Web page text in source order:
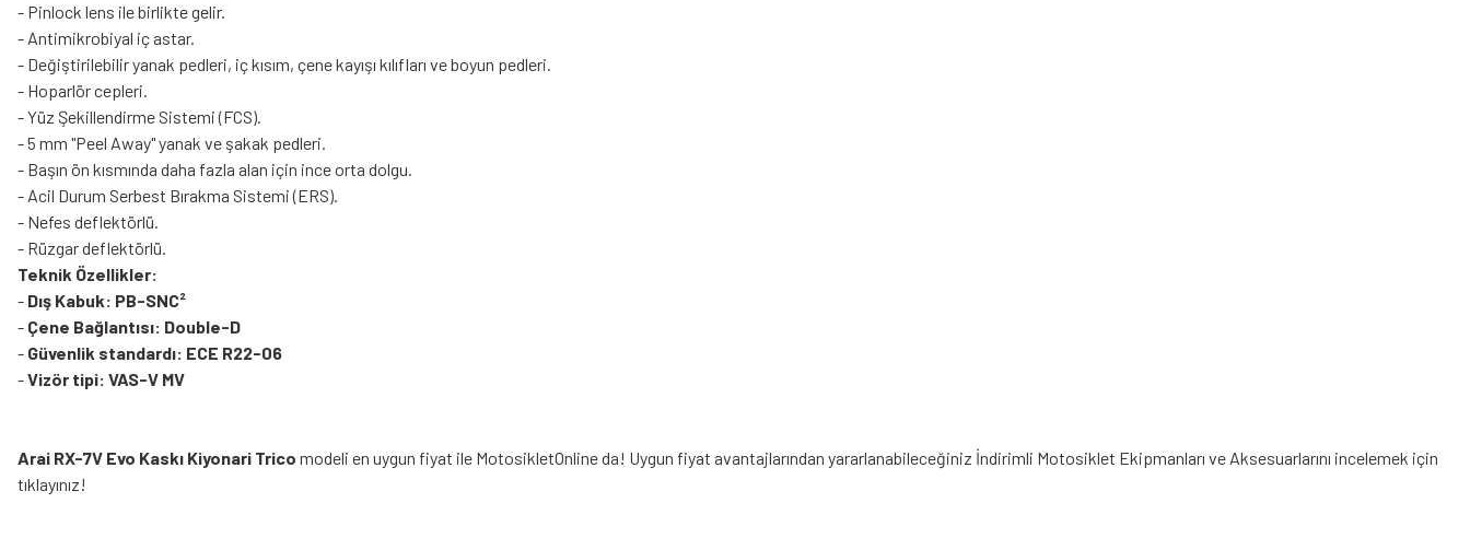
- Pinlock lens ile birlikte gelir.
- Antimikrobiyal iç astar.
- Değiştirilebilir yanak pedleri, iç kısım, çene kayışı kılıfları ve boyun pedleri.
- Hoparlör cepleri.
- Yüz Şekillendirme Sistemi (FCS).
- 5 mm "Peel Away" yanak ve şakak pedleri.
- Başın ön kısmında daha fazla alan için ince orta dolgu.
- Acil Durum Serbest Bırakma Sistemi (ERS).
- Nefes deflektörlü.
- Rüzgar deflektörlü.
Teknik Özellikler:
- Dış Kabuk: PB-SNC²
- Çene Bağlantısı: Double-D
- Güvenlik standardı: ECE R22-06
-Vizör tipi: VAS-V MV
Arai RX-7V Evo Kaskı Kiyonari Trico modeli en uygun fiyat ile MotosikletOnline da! Uygun fiyat avantajlarından yararlanabileceğiniz İndirimli Motosiklet Ekipmanları ve Aksesuarlarını incelemek için
tıklayınız!